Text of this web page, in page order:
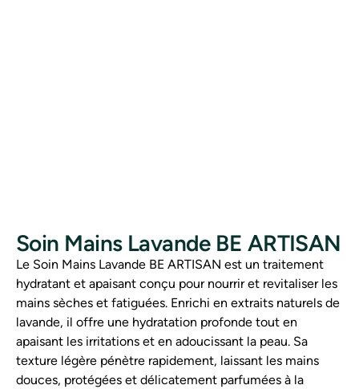
Soin Mains Lavande BE ARTISAN
Le Soin Mains Lavande BE ARTISAN est un traitement
hydratant et apaisant conçu pour nourrir et revitaliser les
mains sèches et fatiguées. Enrichi en extraits naturels de
lavande, il offre une hydratation profonde tout en
apaisant les irritations et en adoucissant la peau. Sa
texture légère pénètre rapidement, laissant les mains
douces, protégées et délicatement parfumées à la